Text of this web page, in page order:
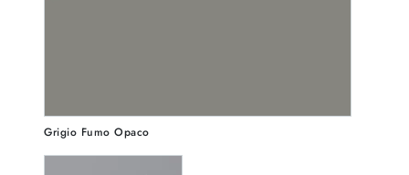
Grigio Fumo Opaco